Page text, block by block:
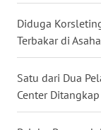
Diduga
Terbakar di
Satu dari Dua
Center
SIMALUNGUN
LABUHANBATU
WN